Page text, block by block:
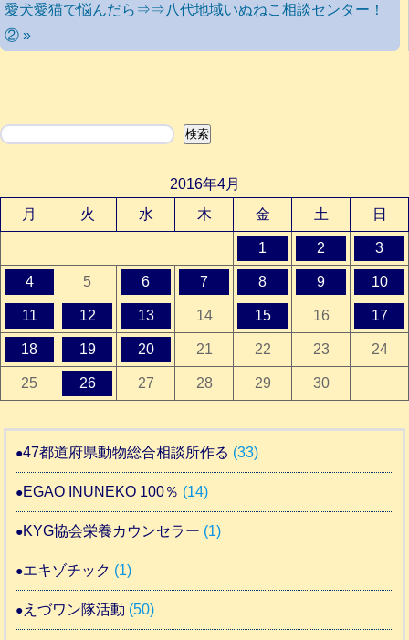
愛犬愛猫で悩んだら⇒⇒八代地域いぬねこ相談センター！
② »
検索 検索
2016年4月
月
火 水 木 金 土 日
1 2 3
4 5 6 7 8 9 10
11 12 13 14 15 16 17
18 19 20 21 22 23 24
25 26 27 28 29 30
47都道府県動物総合相談所作る (33)
EGAO INUNEKO 100％ (14)
KYG協会栄養カウンセラー (1)
エキゾチック (1)
えづワン隊活動 (50)